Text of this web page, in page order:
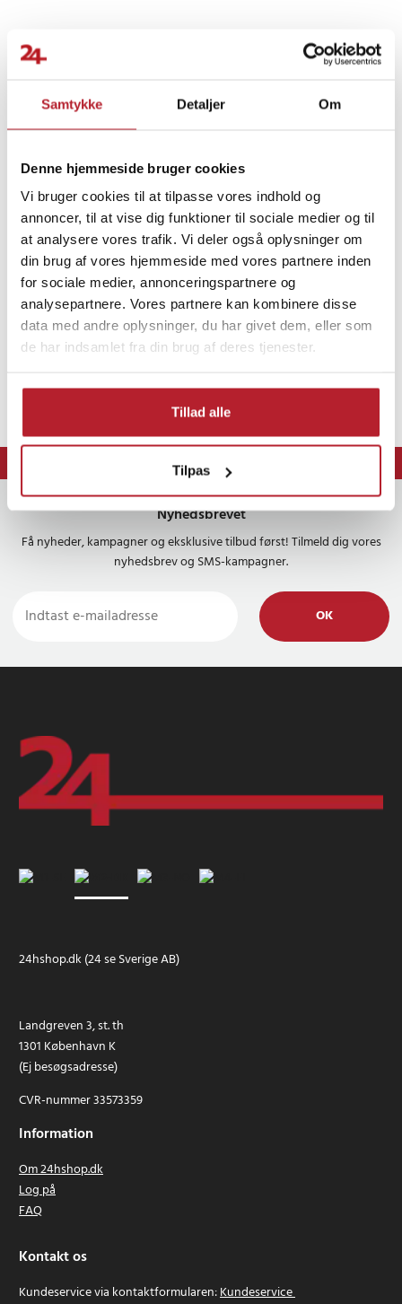
Samtykke Detaljer Om
Denne hjemmeside bruger cookies
Vi bruger cookies til at tilpasse vores indhold og
annoncer, til at vise dig funktioner til sociale medier og til
at analysere vores trafik. Vi deler også oplysninger om
din brug af vores hjemmeside med vores partnere inden
for sociale medier, annonceringspartnere og
analysepartnere. Vores partnere kan kombinere disse
data med andre oplysninger, du har givet dem, eller som
de har indsamlet fra din brug af deres tjenester.
Tillad alle
Tilpas
- Farve: Sort + sølv
- Materiale: Metal, TPR, PA
- Indvendig diameter: 12 cm
- Indeholder: 1 × Burn Machine, 2 × gribetape, 1 × brugervejledning
Article number:124363
Hjem & Have Sport & Træning
Træningsmaskiner & redskaber
Multitræning
⭐ Levering 1-2 dage
⭐ 365 dages fortrydelsesret
Nyhedsbrevet
Få nyheder, kampagner og eksklusive tilbud først! Tilmeld dig vores
nyhedsbrev og SMS-kampagner.
OK
24hshop.dk (24 se Sverige AB)
Landgreven 3, st. th
1301 København K
(Ej besøgsadresse)
CVR-nummer 33573359
Information
Om 24hshop.dk
Log på
FAQ
Kontakt os
Kundeservice via kontaktformularen:Kundeservice